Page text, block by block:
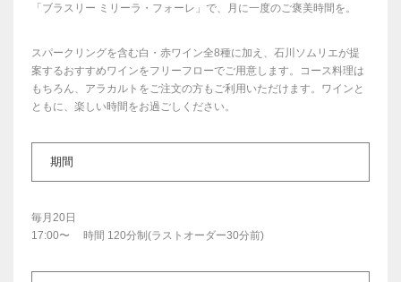
「ブラスリー ミリーラ・フォーレ」で、月に一度のご褒美時間を。
スパークリングを含む白・赤ワイン全8種に加え、石川ソムリエが提
案するおすすめワインをフリーフローでご用意します。コース料理は
もちろん、アラカルトをご注文の方もご利用いただけます。ワインと
ともに、楽しい時間をお過ごしください。
期間
毎月20日
17:00〜 時間 120分制(ラストオーダー30分前)